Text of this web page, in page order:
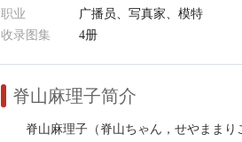
职业
广播员、写真家、模特
收录图集
4册
脊山麻理子简介
脊山麻理子（脊山ちゃん，せやまま